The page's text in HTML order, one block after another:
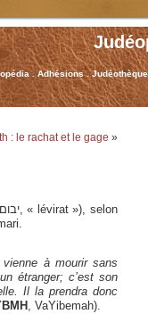
.Adhésions.Judéothèque
: le rachat et le gage »
vienne à mourir sans
étranger; c’est son
Il la prendra donc
, VaYibemah).